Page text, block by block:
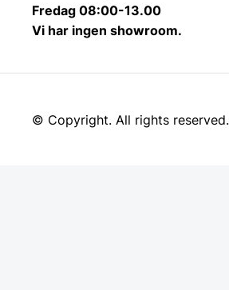
Fredag 08:00-13.00
Vi har ingen showroom.
© Copyright. All rights reserved.